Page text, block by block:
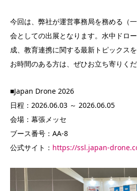
今回は、弊社が運営事務局を務める（
会としての出展となります。水中ドロ
成、教育連携に関する最新トピックスを
お時間のある方は、ぜひお立ち寄りくだ
■Japan Drone 2026
日程：2026.06.03 ～ 2026.06.05
会場：幕張メッセ
ブース番号：AA-8
公式サイト： https://ssl.japan-